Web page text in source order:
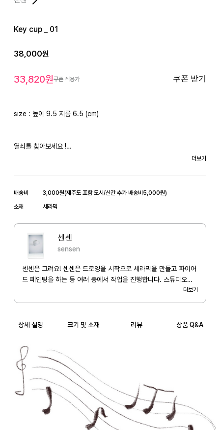
Key cup _ 01
38,000원
33,820원쿠폰 적용가 쿠폰 받기
size : 높이 9.5 지름 6.5 (cm)
열쇠를 찾아보세요 !
더보기
배송비 3,000원(제주도 포함 도서/산간 추가 배송비5,000원)
소재
세라믹
센센
sensen
센센은 그려요! 센센은 드로잉을 시작으로 세라믹을 만들고 파이어
드 페인팅을 하는 등 여러 층에서 작업을 진행합니다. 스튜디오에
서 만들어지는 사물이 누군가의 일상에 보내는 편지가 되기를 바라
며 그리고, 만들고 있습니다. 오랫동안 옆에 머물며 재미있는 사물
궁금합니다 매우 ..
더보기
상세 설명 크기 및 소재 리뷰 상품 Q&A